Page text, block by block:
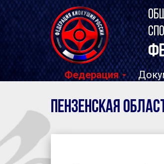
Федерация
Пензенская